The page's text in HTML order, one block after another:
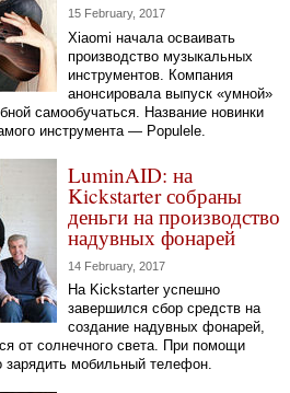
15 February, 2017
Xiaomi начала осваивать
производство музыкальных
инструментов. Компания
анонсировала выпуск «умной»
самообучаться. Название новинки
инструмента — Populele.
LuminAID: на
Kickstarter собраны
деньги на производство
надувных фонарей
14 February, 2017
На Kickstarter успешно
завершился сбор средств на
создание надувных фонарей,
от солнечного света. При помощи
зарядить мобильный телефон.